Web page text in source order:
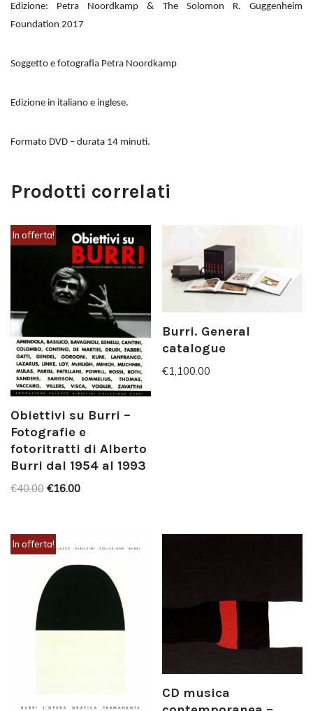
Edizione: Petra Noordkamp & The Solomon R. Guggenheim
Foundation 2017
Soggetto e fotografia Petra Noordkamp
Edizione in italiano e inglese.
Formato DVD – durata 14 minuti.
Prodotti correlati
In offerta!
Obiettivi su Burri –
Fotografie e
fotoritratti di Alberto
Burri dal 1954 al 1993
€40.00 €16.00
Burri. General
catalogue
€1,100.00
In offerta!
CD musica